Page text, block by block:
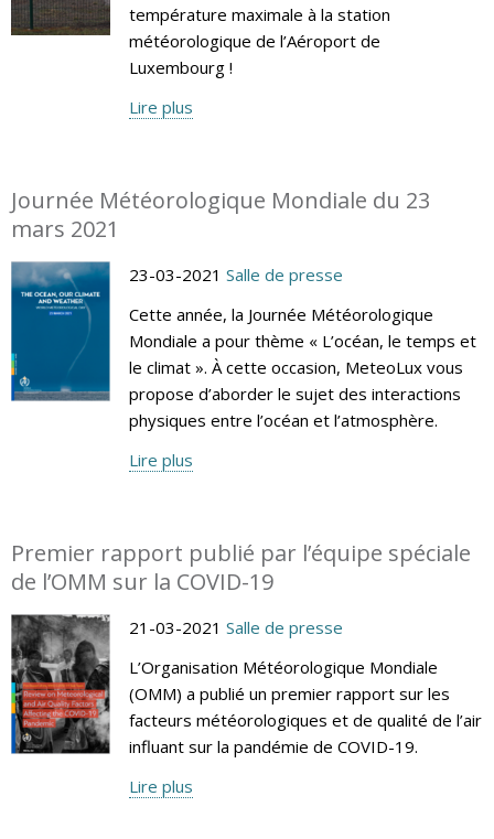
température maximale à la station
météorologique de l’Aéroport de
Luxembourg !
Lire plus
Journée Météorologique Mondiale du 23
mars 2021
23-03-2021 Salle de presse
Cette année, la Journée Météorologique
Mondiale a pour thème « L’océan, le temps et
le climat ». À cette occasion, MeteoLux vous
propose d’aborder le sujet des interactions
physiques entre l’océan et l’atmosphère.
Lire plus
Premier rapport publié par l’équipe spéciale
de l’OMM sur la COVID-19
21-03-2021 Salle de presse
L’Organisation Météorologique Mondiale
(OMM) a publié un premier rapport sur les
facteurs météorologiques et de qualité de l’air
influant sur la pandémie de COVID-19.
Lire plus